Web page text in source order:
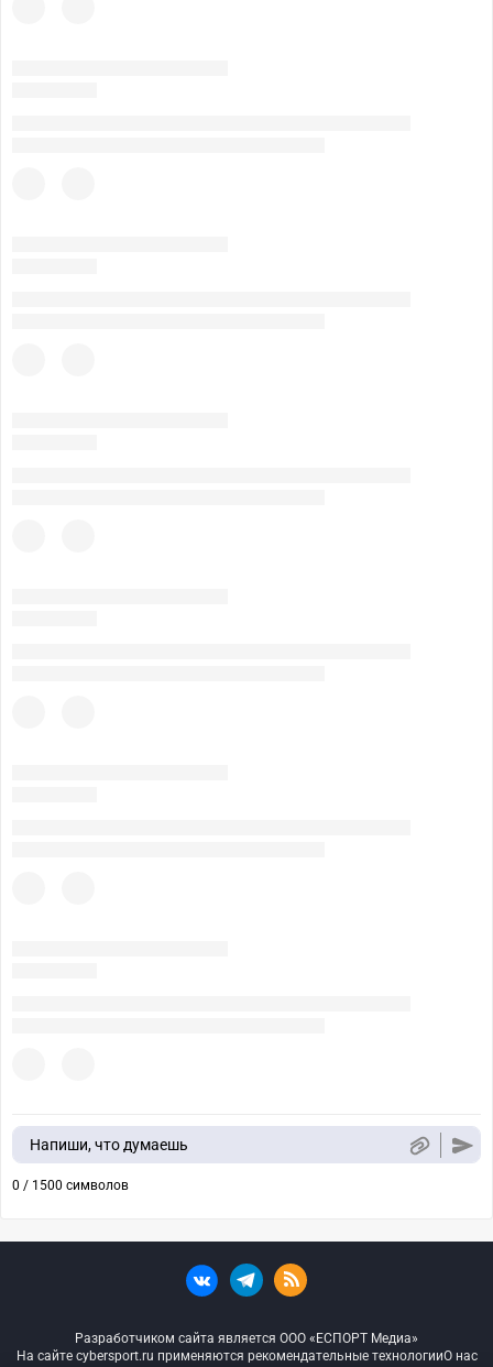
Напиши, что думаешь
0 / 1500 символов
Разработчиком сайта является ООО «ЕСПОРТ Медиа»
На сайте cybersport.ru применяются рекомендательные технологииО нас